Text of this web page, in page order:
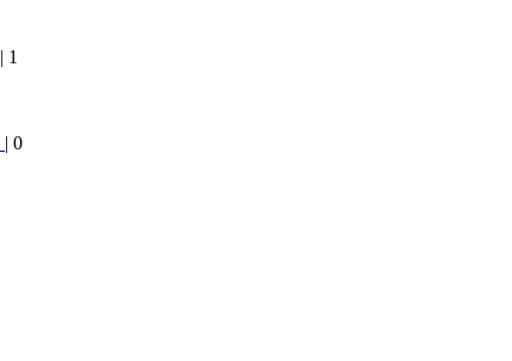
| 1
| 0